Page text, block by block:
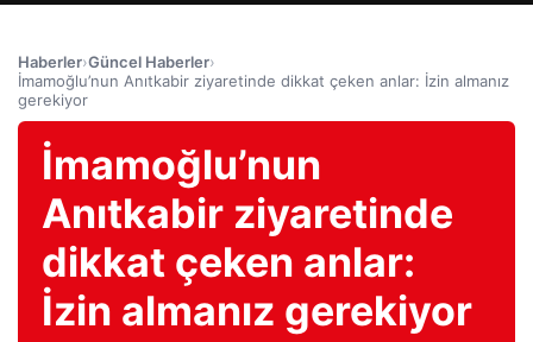
Haberler›Güncel Haberler›
İmamoğlu’nun Anıtkabir ziyaretinde dikkat çeken anlar: İzin almanız
gerekiyor
İmamoğlu’nun
Anıtkabir ziyaretinde
dikkat çeken anlar:
İzin almanız gerekiyor